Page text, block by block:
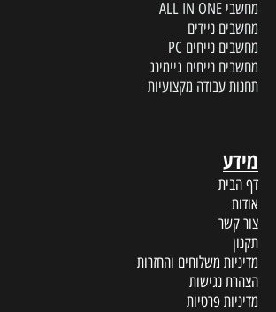
מחשבי ALL IN ONE
מחשבים ניידים
מחשבים נייחים PC
מחשבים נייחים גיימינג
תחנות עבודה מקצועיות
מידע
דף הבית
אודות
צור קשר
תקנון
מדיניות משלוחים והחזרות
הצהרת נגישות
מדיניות פרטיות